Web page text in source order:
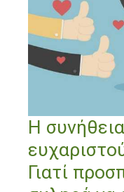
Η
Γιατί
Η
συνήθεια
να
θέλουμε
να